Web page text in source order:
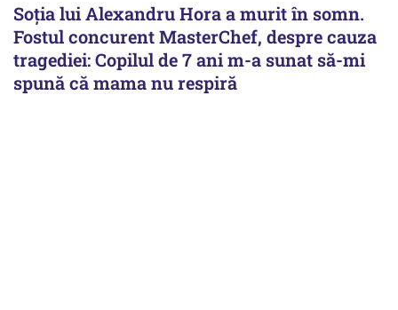
Soția lui Alexandru Hora a murit în somn.
Fostul concurent MasterChef, despre cauza
tragediei: Copilul de 7 ani m-a sunat să-mi
spună că mama nu respiră